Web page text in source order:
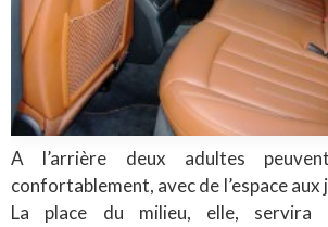
A l’arrière deux adultes
confortablement, avec de l’espace aux
La place du milieu, elle, servira